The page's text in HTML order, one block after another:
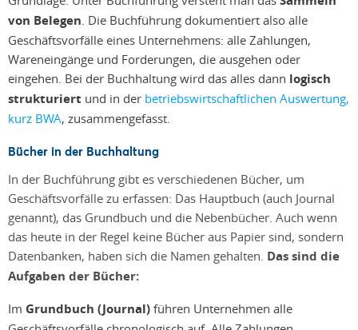
von Belegen . Die Buchführung dokumentiert also alle
Geschäftsvorfälle eines Unternehmens: alle Zahlungen,
Wareneingänge und Forderungen, die ausgehen oder
eingehen. Bei der Buchhaltung wird das alles dann logisch
strukturiert und in der betriebswirtschaftlichen Auswertung,
kurz BWA, zusammengefasst.
Bücher in der Buchhaltung
In der Buchführung gibt es verschiedenen Bücher, um
Geschäftsvorfälle zu erfassen: Das Hauptbuch (auch Journal
genannt), das Grundbuch und die Nebenbücher. Auch wenn
das heute in der Regel keine Bücher aus Papier sind, sondern
Datenbanken, haben sich die Namen gehalten. Das sind die
Aufgaben der Bücher:
Im Grundbuch (Journal) führen Unternehmen alle